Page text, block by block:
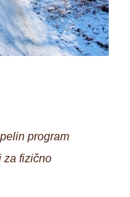
program
za fizično